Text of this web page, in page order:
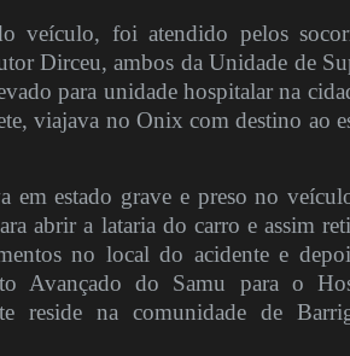
veículo, foi atendido pelos
Dirceu, ambos da Unidade de
para unidade hospitalar na
viajava no Onix com destino ao
em estado grave e preso no
abrir a lataria do carro e assim
no local do acidente e
Avançado do Samu para o
reside na comunidade de